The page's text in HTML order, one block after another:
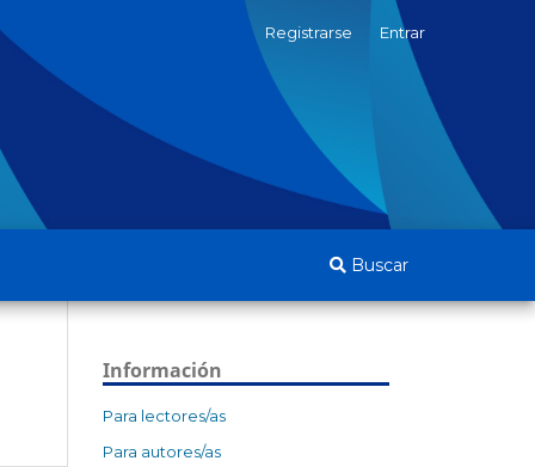
Buscar
Registrarse Entrar
Información
Para lectores/as
Para autores/as